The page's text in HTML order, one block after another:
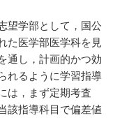
望学部として，国公
た医学部医学科を見
通し，計画的かつ効
れるように学習指導
は，まず定期考査
該指導科目で偏差値